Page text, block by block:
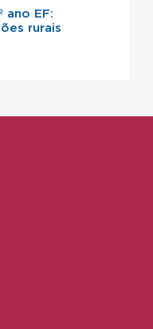
ano EF:
rurais